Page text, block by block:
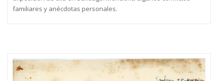
familiares y anécdotas personales.